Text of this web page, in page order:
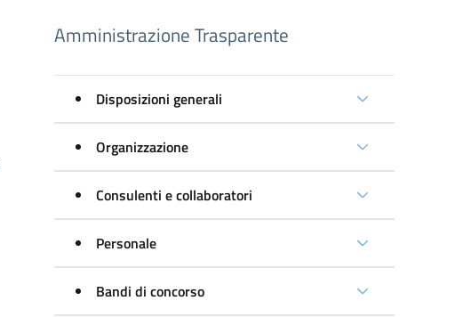
Amministrazione Trasparente
Disposizioni generali
Organizzazione
Consulenti e collaboratori
Personale
Bandi di concorso